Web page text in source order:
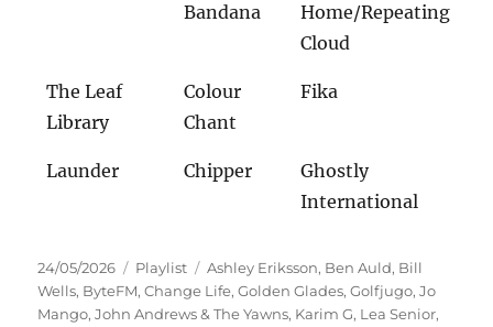
Bandana
Home/Repeating
Cloud
The Leaf
Library
Colour
Chant
Fika
Launder Chipper
Ghostly
International
Veröffentlicht
am
24/05/2026 Kategorien
Playlist Schlagwörter
Ashley Eriksson, Ben Auld, Bill
Wells, ByteFM,Change Life,Golden Glades,Golfjugo,Jo
Mango,John Andrews & The Yawns, Karim G, Lea Senior,